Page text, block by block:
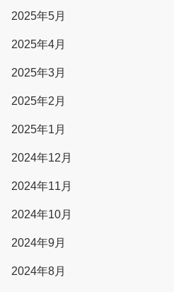
2025年5月
2025年4月
2025年3月
2025年2月
2025年1月
2024年12月
2024年11月
2024年10月
2024年9月
2024年8月